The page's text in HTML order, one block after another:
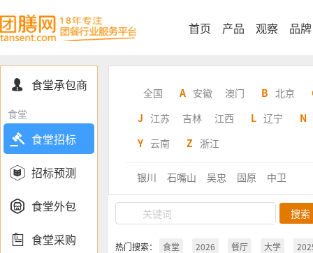
首页 产品 观察 品牌
 食堂承包商
食堂
 食堂招标
 招标预测
 食堂外包
 食堂采购
全国 A 安徽 澳门 B 北京
J 江苏 吉林 江西 L 辽宁
N
Y 云南 Z 浙江
银川 石嘴山 吴忠 固原 中卫
热门搜索： 食堂 2026 餐厅 大学